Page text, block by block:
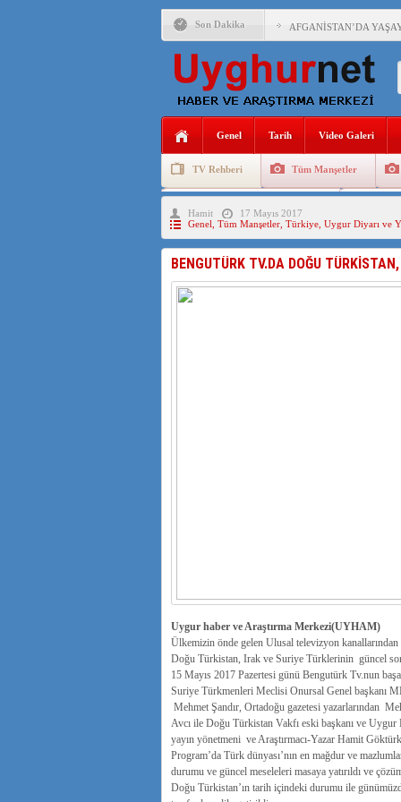
Son Dakika AFGANİSTAN’DA
ANAHTAR PARTİ
ÇİN’İN DOĞU
DİYANET AKADEMİSİ
ÇİN’İN UYGUR
MHP’DEN URUMÇİ
Genel Tarih Video Galeri
TV Rehberi Tüm Manşetler
Uygurlarda Düğün ve Cenaze
Hamit
17 Mayıs 2017
Genel Tüm Manşetler, Türkiye, Uygur Diyarı ve
BENGUTÜRK TV.DA DOĞU
Uygur haber ve Araştırma Merkezi(UYHAM)
Ülkemizin önde gelen Ulusal televizyon
Doğu Türkistan, Irak ve Suriye Türklerinin güncel
15 Mayıs 2017 Pazertesi günü Bengutürk Tv.nun
Suriye Türkmenleri Meclisi Onursal Genel başkanı
Mehmet Şandır, Ortadoğu gazetesi yazarlarından
Avcı ile Doğu Türkistan Vakfı eski başkanı ve
yayın yönetmeni ve Araştırmacı-Yazar Hamit
Program’da Türk dünyası’nın en mağdur ve
durumu ve güncel meseleleri masaya yatırıldı ve
Doğu Türkistan’ın tarih içindeki durumu ile